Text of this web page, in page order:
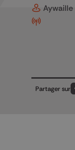
Aywaille
Partager sur